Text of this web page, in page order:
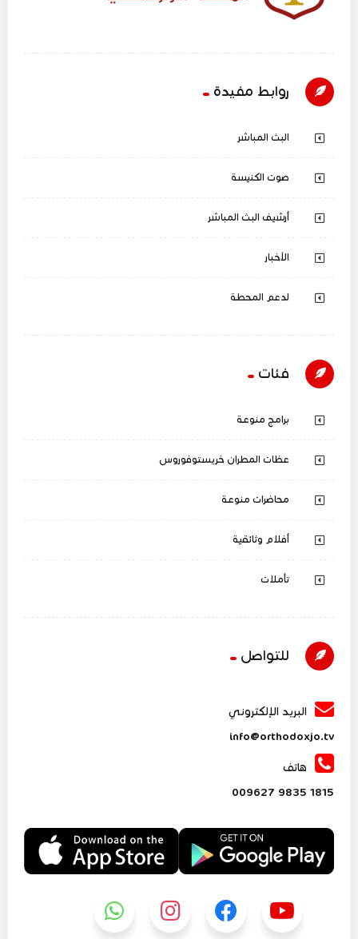
روابط مفيدة
البث المباشر
صوت الكنيسة
أرشيف البث المباشر
الأخبار
لدعم المحطة
فئات
برامج منوعة
عظات المطران خريستوفوروس
محاضرات منوعة
أفلام وثائقية
تأملات
للتواصل
البريد الإلكتروني
info@orthodoxjo.tv
هاتف
1815 9835 009627